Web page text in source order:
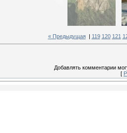
« Предыдущая| 119 120 121
Добавлять комментарии
[